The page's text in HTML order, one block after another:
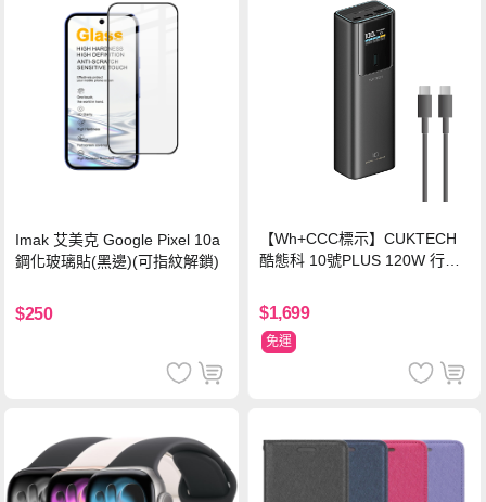
Imak 艾美克 Google Pixel 10a
鋼化玻璃貼(黑邊)(可指紋解鎖)
$250
【Wh+CCC標示】CUKTECH
酷態科 10號PLUS 120W 行動
色
$1,699
免運